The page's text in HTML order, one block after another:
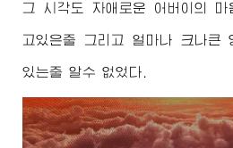
그 시각도 자애로운 어버이 의 마
고있은줄 그리고 얼마나 크나큰
있는줄 알수 없었다.